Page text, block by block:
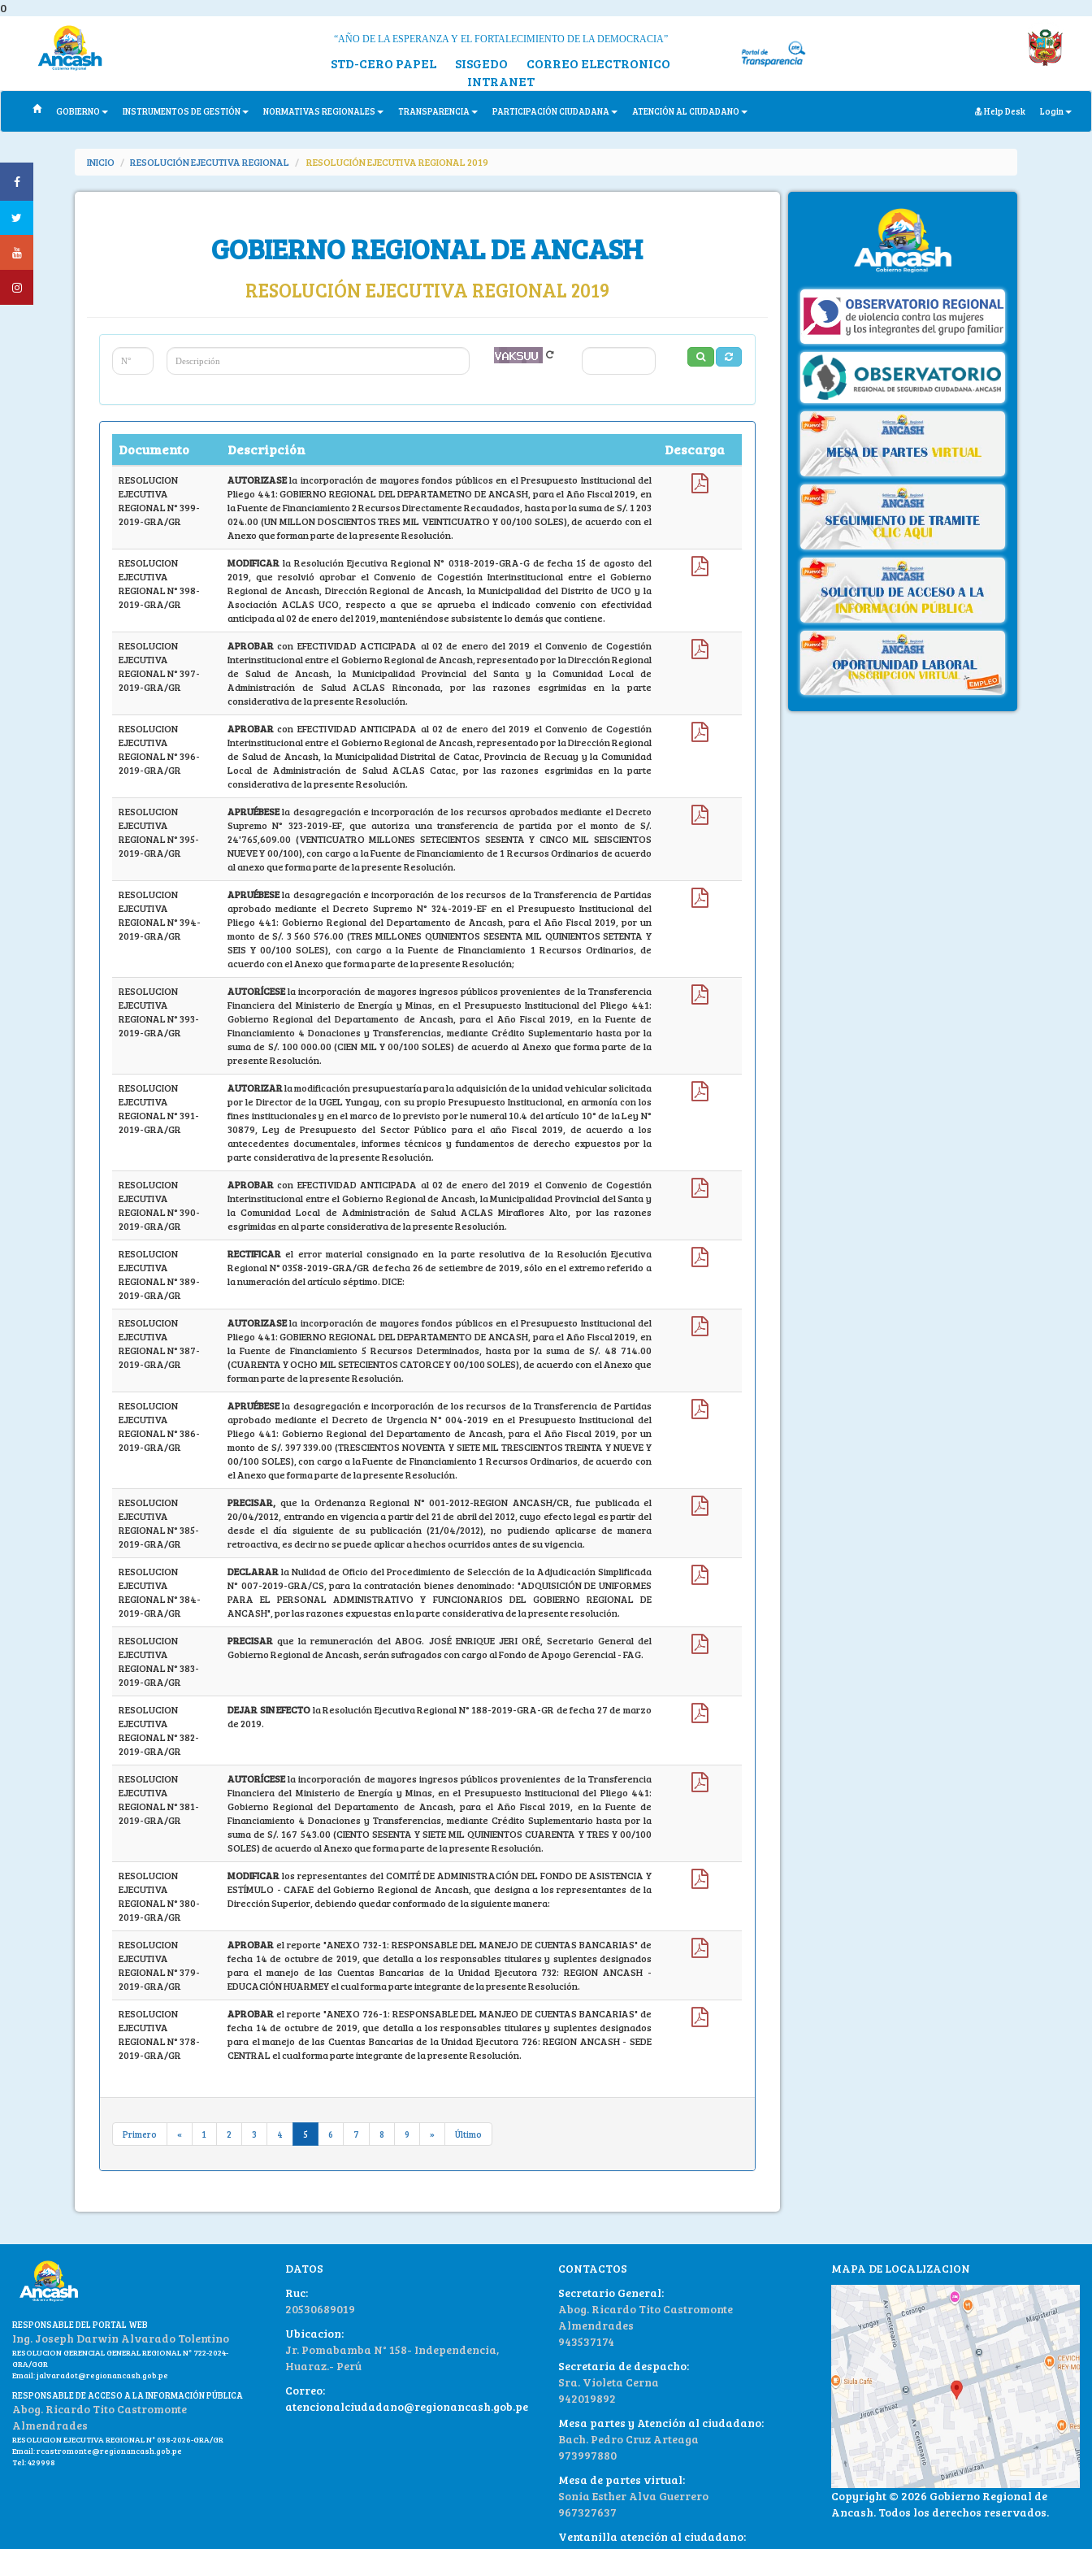
0
“AÑO DE LA ESPERANZA Y EL FORTALECIMIENTO DE LA DEMOCRACIA”
STD-CERO PAPEL SISGEDO
CORREO ELECTRONICO
INTRANET
GOBIERNO INSTRUMENTOS DE GESTIÓN NORMATIVAS REGIONALES TRANSPARENCIA PARTICIPACIÓN CIUDADANA ATENCIÓN AL CIUDADANO Help Desk Login
INICIO RESOLUCIÓN EJECUTIVA REGIONAL RESOLUCIÓN EJECUTIVA REGIONAL 2019
GOBIERNO REGIONAL DE ANCASH
RESOLUCIÓN EJECUTIVA REGIONAL 2019
Documento Descripción Descarga
RESOLUCION
EJECUTIVA
REGIONAL N° 399-
2019-GRA/GR
AUTORIZASEla incorporación de mayores fondos públicos en el Presupuesto Institucional del
Pliego 441: GOBIERNO REGIONAL DEL DEPARTAMETNO DE ANCASH, para el Año Fiscal 2019, en
la Fuente de Financiamiento 2 Recursos Directamente Recaudados, hasta por la suma de S/. 1 203
024.00 (UN MILLON DOSCIENTOS TRES MIL VEINTICUATRO Y 00/100 SOLES), de acuerdo con el
Anexo que forman parte de la presente Resolución.
RESOLUCION
EJECUTIVA
REGIONAL N° 398-
2019-GRA/GR
MODIFICARla Resolución Ejecutiva Regional N° 0318-2019-GRA-G de fecha 15 de agosto del
2019, que resolvió aprobar el Convenio de Cogestión Interinstitucional entre el Gobierno
Regional de Ancash, Dirección Regional de Ancash, la Municipalidad del Distrito de UCO y la
Asociación ACLAS UCO, respecto a que se aprueba el indicado convenio con efectividad
anticipada al 02 de enero del 2019, manteniéndose subsistente lo demás que contiene.
RESOLUCION
EJECUTIVA
REGIONAL N° 397-
2019-GRA/GR
APROBARcon EFECTIVIDAD ACTICIPADA al 02 de enero del 2019 el Convenio de Cogestión
Interinstitucional entre el Gobierno Regional de Ancash, representado por la Dirección Regional
de Salud de Ancash, la Municipalidad Provincial del Santa y la Comunidad Local de
Administración de Salud ACLAS Rinconada, por las razones esgrimidas en la parte
considerativa de la presente Resolución.
RESOLUCION
EJECUTIVA
REGIONAL N° 396-
2019-GRA/GR
APROBARcon EFECTIVIDAD ANTICIPADA al 02 de enero del 2019 el Convenio de Cogestión
Interinstitucional entre el Gobierno Regional de Ancash, representado por la Dirección Regional
de Salud de Ancash, la Municipalidad Distrital de Catac, Provincia de Recuay y la Comunidad
Local de Administración de Salud ACLAS Catac, por las razones esgrimidas en la parte
considerativa de la presente Resolución.
RESOLUCION
EJECUTIVA
REGIONAL N° 395-
2019-GRA/GR
APRUÉBESEla desagregación e incorporación de los recursos aprobados mediante el Decreto
Supremo N° 323-2019-EF, que autoriza una transferencia de partida por el monto de S/.
24'765,609.00 (VENTICUATRO MILLONES SETECIENTOS SESENTA Y CINCO MIL SEISCIENTOS
NUEVE Y 00/100), con cargo a la Fuente de Financiamiento de 1 Recursos Ordinarios de acuerdo
al anexo que forma parte de la presente Resolución.
RESOLUCION
EJECUTIVA
REGIONAL N° 394-
2019-GRA/GR
APRUÉBESEla desagregación e incorporación de los recursos de la Transferencia de Partidas
aprobado mediante el Decreto Supremo N° 324-2019-EF en el Presupuesto Institucional del
Pliego 441: Gobierno Regional del Departamento de Ancash, para el Año Fiscal 2019, por un
monto de S/. 3 560 576.00 (TRES MILLONES QUINIENTOS SESENTA MIL QUINIENTOS SETENTA Y
SEIS Y 00/100 SOLES), con cargo a la Fuente de Financiamiento 1 Recursos Ordinarios, de
acuerdo con el Anexo que forma parte de la presente Resolución;
RESOLUCION
EJECUTIVA
REGIONAL N° 393-
2019-GRA/GR
AUTORÍCESEla incorporación de mayores ingresos públicos provenientes de la Transferencia
Financiera del Ministerio de Energía y Minas, en el Presupuesto Institucional del Pliego 441:
Gobierno Regional del Departamento de Ancash, para el Año Fiscal 2019, en la Fuente de
Financiamiento 4 Donaciones y Transferencias, mediante Crédito Suplementario hasta por la
suma de S/. 100 000.00 (CIEN MIL Y 00/100 SOLES) de acuerdo al Anexo que forma parte de la
presente Resolución.
RESOLUCION
EJECUTIVA
REGIONAL N° 391-
2019-GRA/GR
AUTORIZARla modificación presupuestaría para la adquisición de la unidad vehicular solicitada
por le Director de la UGEL Yungay, con su propio Presupuesto Institucional, en armonía con los
fines institucionales y en el marco de lo previsto por le numeral 10.4 del artículo 10° de la Ley N°
30879, Ley de Presupuesto del Sector Público para el año Fiscal 2019, de acuerdo a los
antecedentes documentales, informes técnicos y fundamentos de derecho expuestos por la
parte considerativa de la presente Resolución.
RESOLUCION
EJECUTIVA
REGIONAL N° 390-
2019-GRA/GR
APROBARcon EFECTIVIDAD ANTICIPADA al 02 de enero del 2019 el Convenio de Cogestión
Interinstitucional entre el Gobierno Regional de Ancash, la Municipalidad Provincial del Santa y
la Comunidad Local de Administración de Salud ACLAS Miraflores Alto, por las razones
esgrimidas en al parte considerativa de la presente Resolución.
RESOLUCION
EJECUTIVA
REGIONAL N° 389-
2019-GRA/GR
RECTIFICARel error material consignado en la parte resolutiva de la Resolución Ejecutiva
Regional N° 0358-2019-GRA/GR de fecha 26 de setiembre de 2019, sólo en el extremo referido a
la numeración del artículo séptimo. DICE:
RESOLUCION
EJECUTIVA
REGIONAL N° 387-
2019-GRA/GR
AUTORIZASEla incorporación de mayores fondos públicos en el Presupuesto Institucional del
Pliego 441: GOBIERNO REGIONAL DEL DEPARTAMENTO DE ANCASH, para el Año Fiscal 2019, en
la Fuente de Financiamiento 5 Recursos Determinados, hasta por la suma de S/. 48 714.00
(CUARENTA Y OCHO MIL SETECIENTOS CATORCE Y 00/100 SOLES), de acuerdo con el Anexo que
forman parte de la presente Resolución.
RESOLUCION
EJECUTIVA
REGIONAL N° 386-
2019-GRA/GR
APRUÉBESEla desagregación e incorporación de los recursos de la Transferencia de Partidas
aprobado mediante el Decreto de Urgencia N° 004-2019 en el Presupuesto Institucional del
Pliego 441: Gobierno Regional del Departamento de Ancash, para el Año Fiscal 2019, por un
monto de S/. 397 339.00 (TRESCIENTOS NOVENTA Y SIETE MIL TRESCIENTOS TREINTA Y NUEVE Y
00/100 SOLES), con cargo a la Fuente de Financiamiento 1 Recursos Ordinarios, de acuerdo con
el Anexo que forma parte de la presente Resolución.
RESOLUCION
EJECUTIVA
REGIONAL N° 385-
2019-GRA/GR
PRECISAR, que la Ordenanza Regional N° 001-2012-REGION ANCASH/CR, fue publicada el
20/04/2012, entrando en vigencia a partir del 21 de abril del 2012, cuyo efecto legal es partir del
desde el día siguiente de su publicación (21/04/2012), no pudiendo aplicarse de manera
retroactiva, es decir no se puede aplicar a hechos ocurridos antes de su vigencia.
RESOLUCION
EJECUTIVA
REGIONAL N° 384-
2019-GRA/GR
DECLARARla Nulidad de Oficio del Procedimiento de Selección de la Adjudicación Simplificada
N° 007-2019-GRA/CS, para la contratación bienes denominado: "ADQUISICIÓN DE UNIFORMES
PARA EL PERSONAL ADMINISTRATIVO Y FUNCIONARIOS DEL GOBIERNO REGIONAL DE
ANCASH", por las razones expuestas en la parte considerativa de la presente resolución.
RESOLUCION
EJECUTIVA
REGIONAL N° 383-
2019-GRA/GR
PRECISARque la remuneración del ABOG. JOSÉ ENRIQUE JERI ORÉ, Secretario General del
Gobierno Regional de Ancash, serán sufragados con cargo al Fondo de Apoyo Gerencial - FAG.
RESOLUCION
EJECUTIVA
REGIONAL N° 382-
2019-GRA/GR
DEJAR SIN EFECTOla Resolución Ejecutiva Regional N° 188-2019-GRA-GR de fecha 27 de marzo
de 2019.
RESOLUCION
EJECUTIVA
REGIONAL N° 381-
2019-GRA/GR
AUTORÍCESEla incorporación de mayores ingresos públicos provenientes de la Transferencia
Financiera del Ministerio de Energía y Minas, en el Presupuesto Institucional del Pliego 441:
Gobierno Regional del Departamento de Ancash, para el Año Fiscal 2019, en la Fuente de
Financiamiento 4 Donaciones y Transferencias, mediante Crédito Suplementario hasta por la
suma de S/. 167 543.00 (CIENTO SESENTA Y SIETE MIL QUINIENTOS CUARENTA Y TRES Y 00/100
SOLES) de acuerdo al Anexo que forma parte de la presente Resolución.
RESOLUCION
EJECUTIVA
REGIONAL N° 380-
2019-GRA/GR
MODIFICARlos representantes del COMITÉ DE ADMINISTRACIÓN DEL FONDO DE ASISTENCIA Y
ESTÍMULO - CAFAE del Gobierno Regional de Ancash, que designa a los representantes de la
Dirección Superior, debiendo quedar conformado de la siguiente manera:
RESOLUCION
EJECUTIVA
REGIONAL N° 379-
2019-GRA/GR
APROBARel reporte "ANEXO 732-1: RESPONSABLE DEL MANEJO DE CUENTAS BANCARIAS" de
fecha 14 de octubre de 2019, que detalla a los responsables titulares y suplentes designados
para el manejo de las Cuentas Bancarias de la Unidad Ejecutora 732: REGION ANCASH -
EDUCACIÓN HUARMEY el cual forma parte integrante de la presente Resolución.
RESOLUCION
EJECUTIVA
REGIONAL N° 378-
2019-GRA/GR
APROBARel reporte "ANEXO 726-1: RESPONSABLE DEL MANJEO DE CUENTAS BANCARIAS" de
fecha 14 de octubre de 2019, que detalla a los responsables titulares y suplentes designados
para el manejo de las Cuentas Bancarias de la Unidad Ejecutora 726: REGION ANCASH - SEDE
CENTRAL el cual forma parte integrante de la presente Resolución.
Primero « 1 2 3 4 5 6 7 8 9 » Último
RESPONSABLE DEL PORTAL WEB
Ing. Joseph Darwin Alvarado Tolentino
RESOLUCION GERENCIAL GENERAL REGIONAL N° 722-2024-
GRA/GGR
Email:jalvaradot@regionancash.gob.pe
RESPONSABLE DE ACCESO A LA INFORMACIÓN PÚBLICA
Abog. Ricardo Tito Castromonte
Almendrades
RESOLUCION EJECUTIVA REGIONAL N° 038-2026-GRA/GR
Email:rcastromonte@regionancash.gob.pe
Tel: 429998
DATOS
Ruc:
20530689019
Ubicacion:
Jr. Pomabamba N° 158- Independencia,
Huaraz.- Perú
Correo:
atencionalciudadano@regionancash.gob.pe
CONTACTOS
Secretario General:
Abog. Ricardo Tito Castromonte
Almendrades
943537174
Secretaria de despacho:
Sra. Violeta Cerna
942019892
Mesa partes y Atención al ciudadano:
Bach. Pedro Cruz Arteaga
973997880
Mesa de partes virtual:
Sonia Esther Alva Guerrero
967327637
Ventanilla atención al ciudadano:
MAPA DE LOCALIZACION
Copyright © 2026 Gobierno Regional de
Ancash. Todos los derechos reservados.